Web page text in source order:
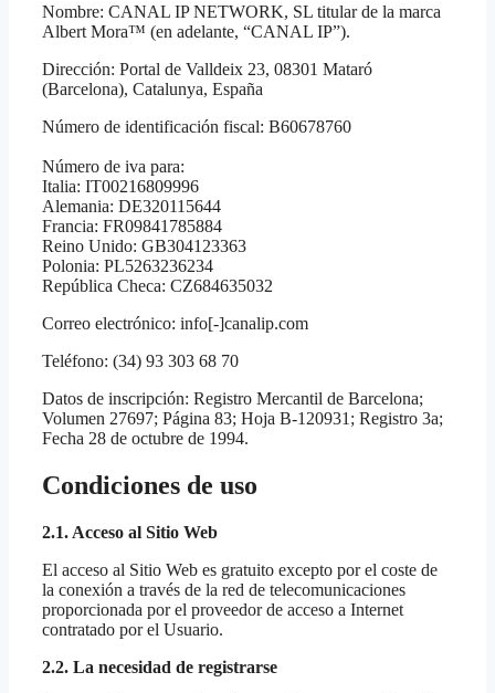
Nombre: CANAL IP NETWORK, SL titular de la marca
Albert Mora™ (en adelante, “CANAL IP”).
Dirección: Portal de Valldeix 23, 08301 Mataró
(Barcelona), Catalunya, España
Número de identificación fiscal: B60678760
Número de iva para:
Italia: IT00216809996
Alemania: DE320115644
Francia: FR09841785884
Reino Unido: GB304123363
Polonia: PL5263236234
República Checa: CZ684635032
Correo electrónico: info[-]canalip.com
Teléfono: (34) 93 303 68 70
Datos de inscripción: Registro Mercantil de Barcelona;
Volumen 27697; Página 83; Hoja B-120931; Registro 3a;
Fecha 28 de octubre de 1994.
Condiciones de uso
2.1. Acceso al Sitio Web
El acceso al Sitio Web es gratuito excepto por el coste de
la conexión a través de la red de telecomunicaciones
proporcionada por el proveedor de acceso a Internet
contratado por el Usuario.
2.2. La necesidad de registrarse